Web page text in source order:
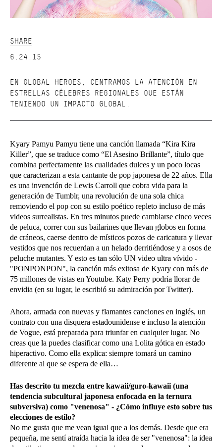
SHARE
6.24.15
EN GLOBAL HEROES, CENTRAMOS LA ATENCIÓN EN
ESTRELLAS CÉLEBRES REGIONALES QUE ESTÁN
TENIENDO UN IMPACTO GLOBAL.
Kyary Pamyu Pamyu tiene una canción llamada “Kira Kira
Killer”, que se traduce como “El Asesino Brillante”, título que
combina perfectamente las cualidades dulces y un poco locas
que caracterizan a esta cantante de pop japonesa de 22 años. Ella
es una invención de Lewis Carroll que cobra vida para la
generación de Tumblr, una revolución de una sola chica
removiendo el pop con su estilo poético repleto incluso de más
videos surrealistas. En tres minutos puede cambiarse cinco veces
de peluca, correr con sus bailarines que llevan globos en forma
de cráneos, caerse dentro de místicos pozos de caricatura y llevar
vestidos que nos recuerdan a un helado derritiéndose y a osos de
peluche mutantes. Y esto es tan sólo UN video ultra vívido -
"PONPONPON", la canción más exitosa de Kyary con más de
75 millones de vistas en Youtube. Katy Perry podría llorar de
envidia (en su lugar, le escribió su admiración por Twitter).
Ahora, armada con nuevas y flamantes canciones en inglés, un
contrato con una disquera estadounidense e incluso la atención
de Vogue, está preparada para triunfar en cualquier lugar. No
creas que la puedes clasificar como una Lolita gótica en estado
hiperactivo. Como ella explica: siempre tomará un camino
diferente al que se espera de ella…
Has descrito tu mezcla entre kawaii/guro-kawaii (una
tendencia subcultural japonesa enfocada en la ternura
subversiva) como "venenosa" - ¿Cómo influye esto sobre tus
elecciones de estilo?
No me gusta que me vean igual que a los demás. Desde que era
pequeña, me sentí atraída hacia la idea de ser "venenosa": la idea